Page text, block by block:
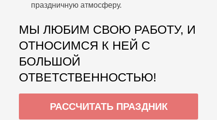
праздничную атмосферу.
МЫ ЛЮБИМ СВОЮ РАБОТУ, И
ОТНОСИМСЯ К НЕЙ С
БОЛЬШОЙ
ОТВЕТСТВЕННОСТЬЮ!
РАССЧИТАТЬ ПРАЗДНИК